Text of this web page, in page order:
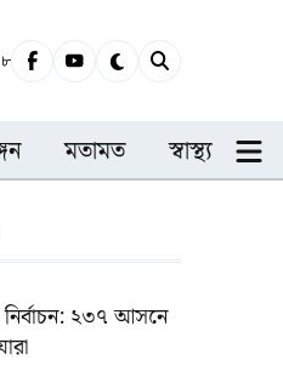
মতামত স্বাস্থ্য
২৩৭ আসনে